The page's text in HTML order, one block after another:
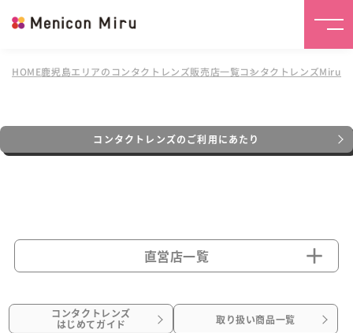
HOME鹿児島エリアのコンタクトレンズ販売店一覧コンタクトレンズMiru+
コンタクトレンズのご利用にあたり
直営店一覧
コンタクトレンズ
はじめてガイド 取り扱い商品一覧